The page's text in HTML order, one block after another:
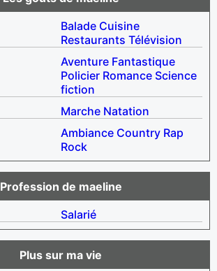
Balade Cuisine
Restaurants Télévision
Aventure Fantastique
Policier Romance Science
fiction
Marche Natation
Ambiance Country Rap
Rock
Profession de maeline
Salarié
Plus sur ma vie